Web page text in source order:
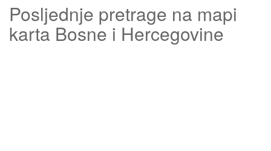
Posljednje pretrage na mapi
karta Bosne i Hercegovine